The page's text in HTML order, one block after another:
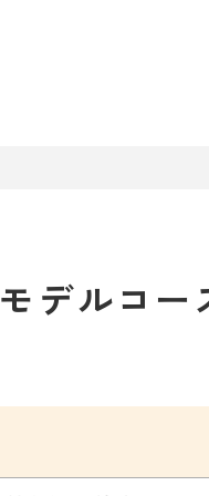
モデルコー